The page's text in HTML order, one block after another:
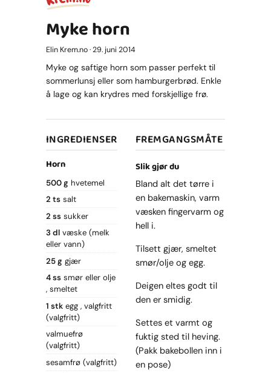
Myke horn
Elin Krem.no · 29. juni 2014
Myke og saftige horn som passer perfekt til
sommerlunsj eller som hamburgerbrød. Enkle
å lage og kan krydres med forskjellige frø.
INGREDIENSER
Horn
500 g hvetemel
2 ts salt
2 ss sukker
3 dl væske (melk
eller vann)
25 g gjær
4 ss smør eller olje
smeltet
1 stk egg
valgfritt
(valgfritt)
valmuefrø
(valgfritt)
sesamfrø (valgfritt)
FREMGANGSMÅTE
Slik gjør du
Bland alt det tørre i
en bakemaskin, varm
væsken fingervarm og
hell i.
Tilsett gjær, smeltet
smør/olje og egg.
Deigen eltes godt til
den er smidig.
Settes et varmt og
fuktig sted til heving.
(Pakk bakebollen inn i
en pose)